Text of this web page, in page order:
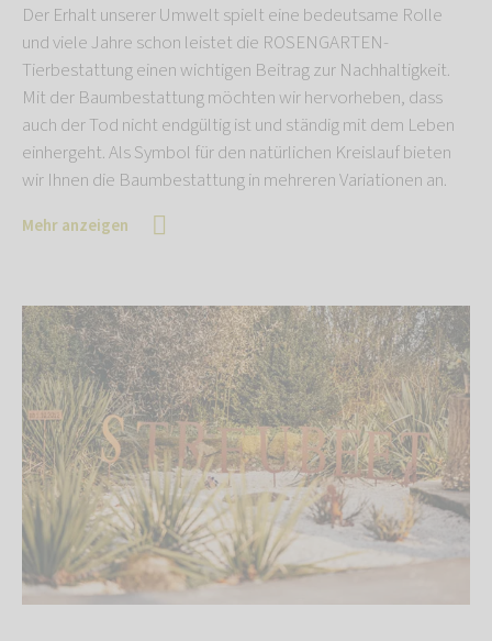
Der Erhalt unserer Umwelt spielt eine bedeutsame Rolle
und viele Jahre schon leistet die ROSENGARTEN-
Tierbestattung einen wichtigen Beitrag zur Nachhaltigkeit.
Mit der Baumbestattung möchten wir hervorheben, dass
auch der Tod nicht endgültig ist und ständig mit dem Leben
einhergeht. Als Symbol für den natürlichen Kreislauf bieten
wir Ihnen die Baumbestattung in mehreren Variationen an.
Mehr anzeigen